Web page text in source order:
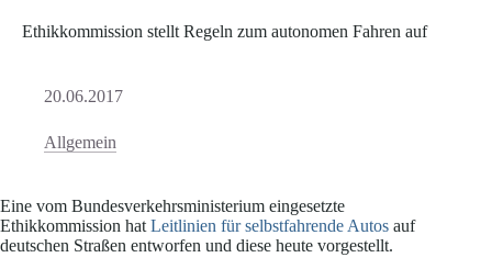
Ethikkommission stellt Regeln zum autonomen Fahren auf
20.06.2017
Allgemein
Eine vom Bundesverkehrsministerium eingesetzte
Ethikkommission hat Leitlinien für selbstfahrende Autos auf
deutschen Straßen entworfen und diese heute vorgestellt.